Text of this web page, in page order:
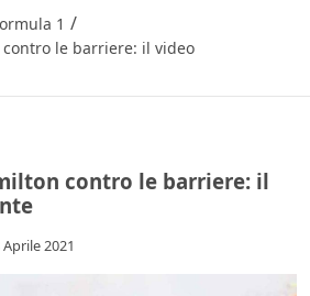
1 /
contro le barriere: il video
contro le barriere: il
Aprile 2021